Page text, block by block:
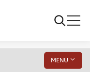
vare-MENU